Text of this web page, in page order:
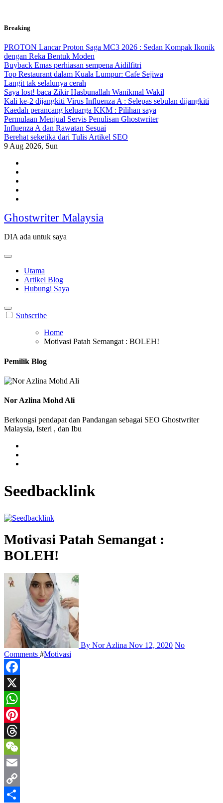
Skip
content
Breaking
PROTON Lancar Proton Saga MC3 2026 : Sedan Kompak Ikonik
dengan Reka Bentuk Moden
Buyback Emas perhiasan sempena Aidilfitri
Top Restaurant dalam Kuala Lumpur: Cafe Sejiwa
Langit tak selalunya cerah
Saya lost! baca Zikir Hasbunallah Wanikmal Wakil
Kali ke-2 dijangkiti Virus Influenza A : Selepas sebulan dijangkiti
Kaedah perancang keluarga KKM : Pilihan saya
Permulaan Menjual Servis Penulisan Ghostwriter
Influenza A dan Rawatan Sesuai
Berehat seketika dari Tulis Artikel SEO
9 Aug 2026, Sun
Ghostwriter Malaysia
DIA ada untuk saya
Utama
Artikel Blog
Hubungi Saya
Subscribe
Home
Motivasi Patah Semangat : BOLEH!
Pemilik Blog
Nor Azlina Mohd Ali
Berkongsi pendapat dan Pandangan sebagai SEO Ghostwriter
Malaysia, Isteri , dan Ibu
Seedbacklink
Motivasi Patah Semangat :
BOLEH!
By Nor Azlina Nov 12, 2020 No
Comments #Motivasi
Facebook
X
WhatsApp
Pinterest
Threads
WeChat
Email
Copy